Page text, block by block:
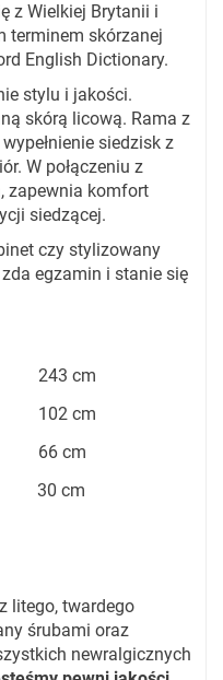
z Wielkiej Brytanii i
terminem skórzanej
English Dictionary.
stylu i jakości.
skórą licową. Rama z
siedzisk z
W połączeniu z
zapewnia komfort
siedzącej.
czy stylizowany
egzamin i stanie się
243 cm
102 cm
66 cm
30 cm
litego, twardego
śrubami oraz
newralgicznych